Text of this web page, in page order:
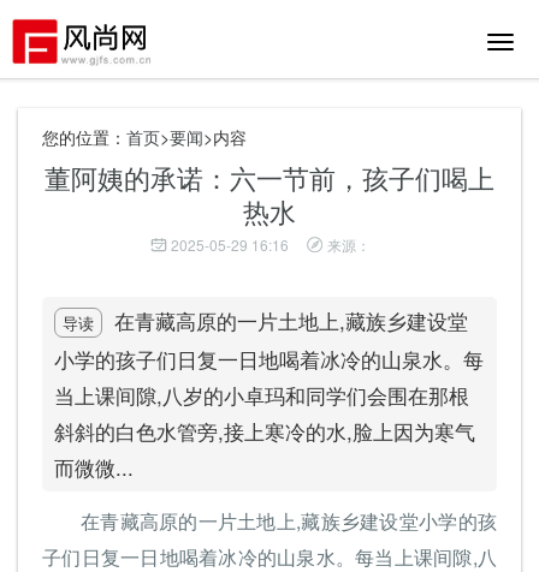
切
您的位置： 首页>要闻>内容
董阿姨的承诺：六一节前，孩子们喝上
热水
2025-05-29 16:16 来源：
导读
在青藏高原的一片土地上,藏族乡建设堂
小学的孩子们日复一日地喝着冰冷的山泉水。每
当上课间隙,八岁的小卓玛和同学们会围在那根
斜斜的白色水管旁,接上寒冷的水,脸上因为寒气
而微微...
在青藏高原的一片土地上,藏族乡建设堂小学的孩
子们日复一日地喝着冰冷的山泉水。每当上课间隙,八